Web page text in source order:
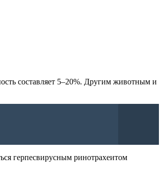
составляет 5–20%. Другим животным и
герпесвирусным ринотрахеитом